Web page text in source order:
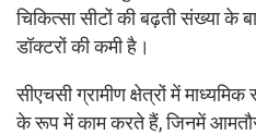
चिकित्सा सीटों की बढ़ती संख्या के
डॉक्टरों की कमी है।
सीएचसी ग्रामीण क्षेत्रों में
के रूप में काम करते हैं, जिनमें